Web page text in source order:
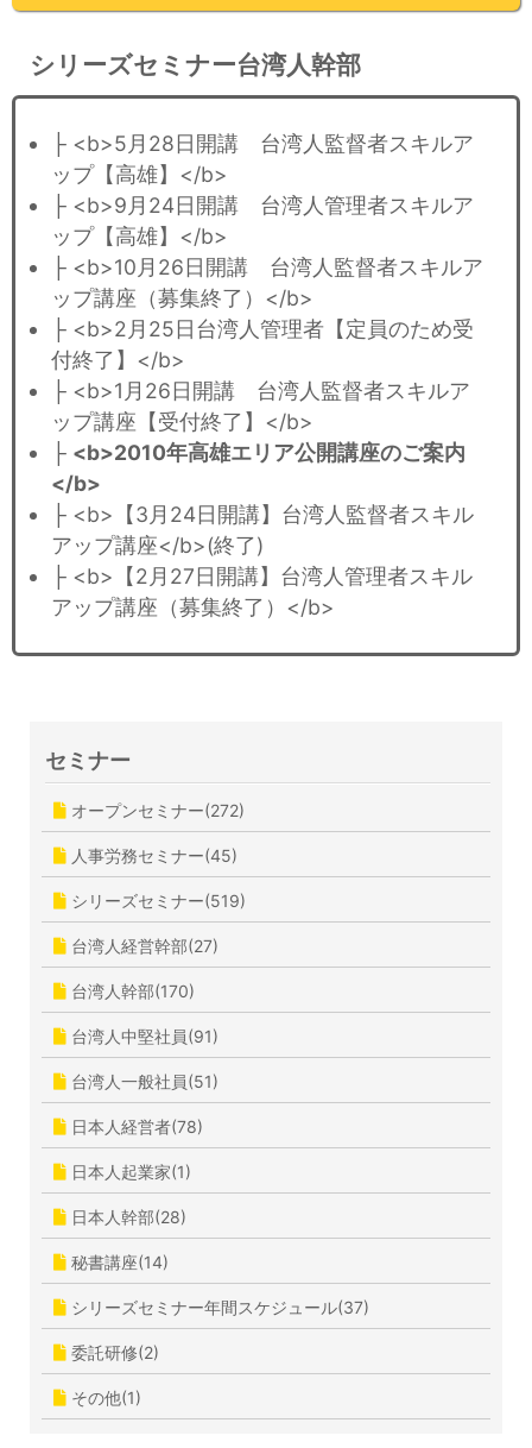
シリーズセミナー台湾人幹部
├ <b>5月28日開講 台湾人監督者スキルア
ップ【高雄】</b>
├ <b>9月24日開講 台湾人管理者スキルア
ップ【高雄】</b>
├ <b>10月26日開講 台湾人監督者スキルア
ップ講座（募集終了）</b>
├ <b>2月25日台湾人管理者【定員のため受
付終了】</b>
├ <b>1月26日開講 台湾人監督者スキルア
ップ講座【受付終了】</b>
├ <b>2010年高雄エリア公開講座のご案内
</b>
├ <b>【3月24日開講】台湾人監督者スキル
アップ講座</b>(終了)
├ <b>【2月27日開講】台湾人管理者スキル
アップ講座（募集終了）</b>
セミナー
オープンセミナー(272)
人事労務セミナー(45)
シリーズセミナー(519)
台湾人経営幹部(27)
台湾人幹部(170)
台湾人中堅社員(91)
台湾人一般社員(51)
日本人経営者(78)
日本人起業家(1)
日本人幹部(28)
秘書講座(14)
シリーズセミナー年間スケジュール(37)
委託研修(2)
その他(1)